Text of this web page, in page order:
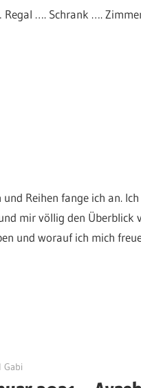
Regal …. Schrank ….
Reihen fange ich an.
mir völlig den Überblick
und worauf ich mich
Gabi